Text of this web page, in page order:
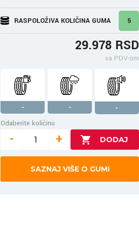
RASPOLOŽIVA KOLIČINA GUMA 5
29.978 RSD
sa PDV-om
- -
-
Odaberite količinu
- +
SAZNAJ VIŠE O GUMI